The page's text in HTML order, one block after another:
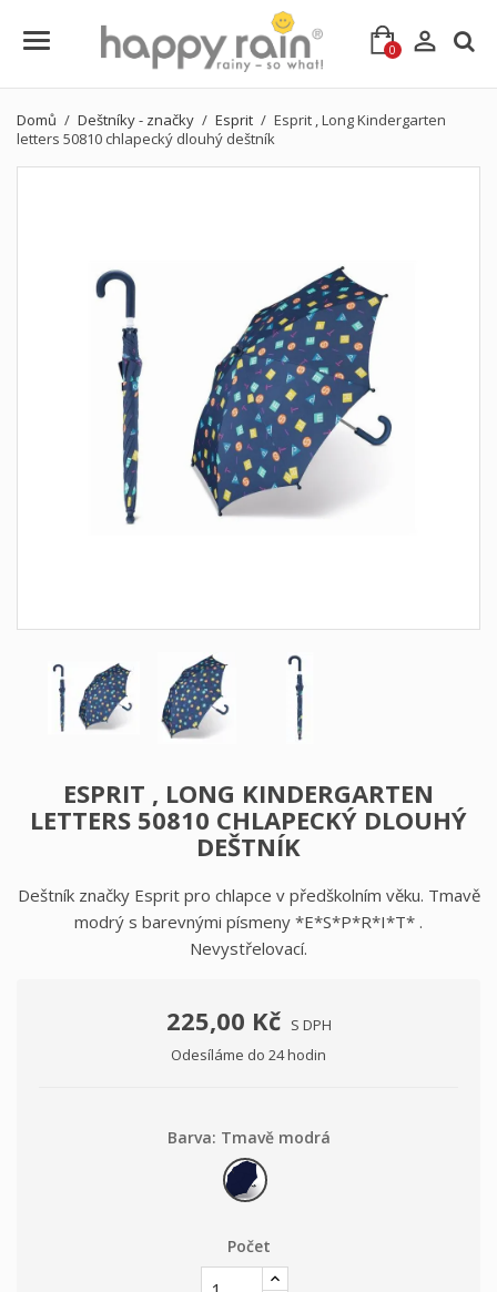
0 
Domů Deštníky - značky Esprit
Esprit , Long Kindergarten
letters 50810 chlapecký dlouhý deštník
ESPRIT , LONG KINDERGARTEN
LETTERS 50810 CHLAPECKÝ DLOUHÝ
DEŠTNÍK
Deštník značky Esprit pro chlapce v předškolním věku. Tmavě
modrý s barevnými písmeny *E*S*P*R*I*T* .
Nevystřelovací.
225,00 Kč S DPH
Odesíláme do 24 hodin
Barva: Tmavě modrá
Tmavě
Počet